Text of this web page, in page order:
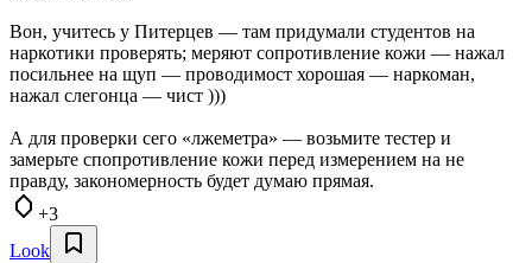
Вон, учитесь у Питерцев — там придумали студентов на
наркотики проверять; меряют сопротивление кожи — нажал
посильнее на щуп — проводимост хорошая — наркоман,
нажал слегонца — чист )))
А для проверки сего «лжеметра» — возьмите тестер и
замерьте спопротивление кожи перед измерением на не
правду, закономерность будет думаю прямая.
+3
Look